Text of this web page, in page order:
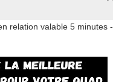
relation valable 5 minutes -